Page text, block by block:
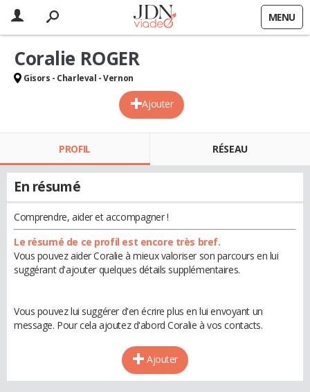
MENU
Ajouter
Coralie ROGER
Gisors - Charleval - Vernon
PROFIL RÉSEAU
En résumé
Comprendre, aider et accompagner !
Le résumé de ce profil est encore très bref.
Vous pouvez aider Coralie à mieux valoriser son parcours en lui
suggérant d'ajouter quelques détails supplémentaires.
Vous pouvez lui suggérer d'en écrire plus en lui envoyant un
message. Pour cela ajoutez d'abord Coralie à vos contacts.
Ajouter